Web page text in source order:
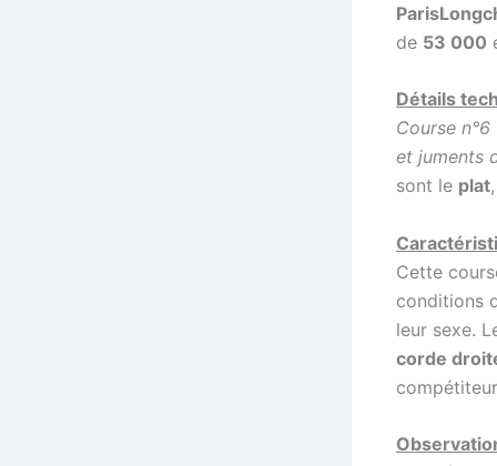
de 53 000
Détails
Course n°6
et juments
sont le plat
Cette
conditions
leur sexe.
corde